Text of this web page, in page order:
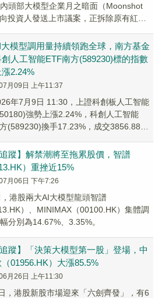
頭部大模型企業月之暗面（Moonshot
投資人發送上市議案，正拆除原有紅籌
模型調用量持續領跑全球，南方基金
人工智能ETF南方(589230)標的指數
2.24%
月09日 上午11:37
年7月9日 11:30，上證科創板人工智能
強勢上漲2.24%，科創人工智能
(589230)換手17.23%，成交3856.88萬
追蹤】解禁潮將至拖累股價，智譜
）重挫近15%
月06日 下午7:26
港股兩大AI大模型龍頭智譜
）、MINIMAX（00100.HK）集體調
分別為14.67%、3.35%。
追蹤】「決策大模型第一股」登場，中
01956.HK）大漲85.5%
月26日 上午11:30
，港股新股市場迎來「六劍齊發」，有6